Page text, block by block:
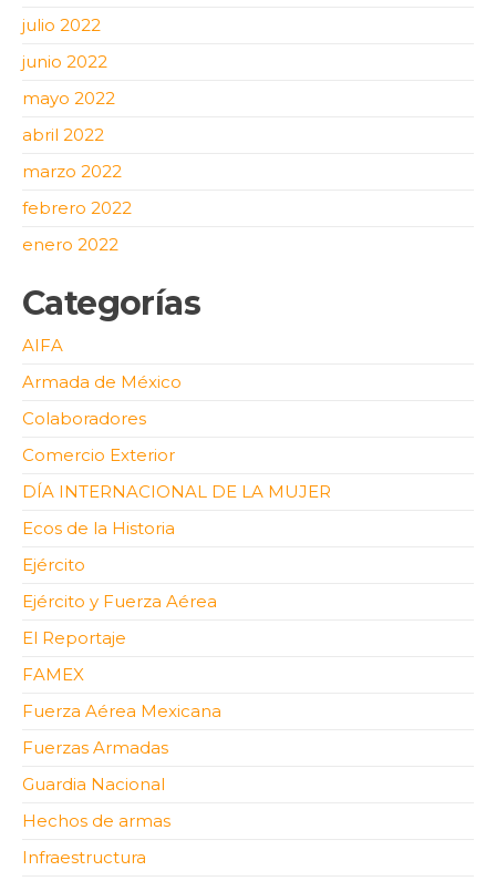
julio 2022
junio 2022
mayo 2022
abril 2022
marzo 2022
febrero 2022
enero 2022
Categorías
AIFA
Armada de México
Colaboradores
Comercio Exterior
DÍA INTERNACIONAL DE LA MUJER
Ecos de la Historia
Ejército
Ejército y Fuerza Aérea
El Reportaje
FAMEX
Fuerza Aérea Mexicana
Fuerzas Armadas
Guardia Nacional
Hechos de armas
Infraestructura